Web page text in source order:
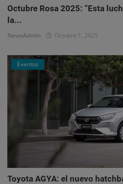
Octubre Rosa 2025: “Esta
la...
NewsAdmin Octubre 1, 2025
Eventos
Toyota AGYA: el nuevo